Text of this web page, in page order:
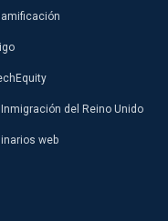
del Reino Unido
web